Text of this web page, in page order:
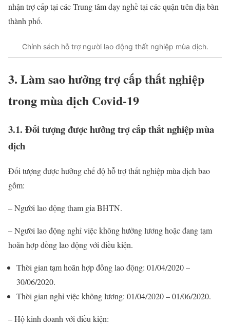
nhận trợ cấp tại các Trung tâm dạy nghề tại các quận trên địa bàn
thành phố.
Chính sách hỗ trợ người lao động thất nghiệp mùa dịch.
3. Làm sao hưởng trợ cấp thất nghiệp
trong mùa dịch Covid-19
3.1. Đối tượng được hưởng trợ cấp thất nghiệp mùa
dịch
Đối tượng được hưởng chế độ hỗ trợ thất nghiệp mùa dịch bao
gồm:
– Người lao động tham gia BHTN.
– Người lao động nghỉ việc không hưởng lương hoặc đang tạm
hoãn hợp đồng lao động với điều kiện.
Thời gian tạm hoãn hợp đồng lao động: 01/04/2020 –
30/06/2020.
Thời gian nghỉ việc không lương: 01/04/2020 – 01/06/2020.
– Hộ kinh doanh với điều kiện: